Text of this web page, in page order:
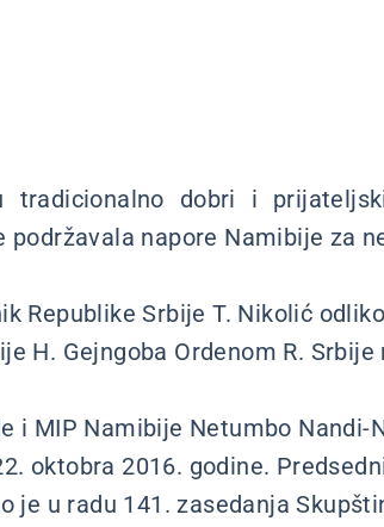
tradicionalno dobri i
podržavala napore Namibije za
Republike Srbije T. Nikolić
H. Gejngoba Ordenom R. Srbije
i MIP Namibije Netumbo
oktobra 2016. godine.
je u radu 141. zasedanja